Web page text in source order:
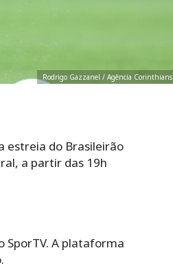
Rodrigo Gazzanel / Agência Corinthians
estreia do Brasileirão
a partir das 19h
SporTV. A plataforma